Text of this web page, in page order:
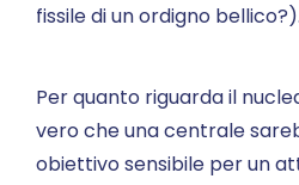
fissile di un ordigno bellico?).
Per quanto riguarda il
vero che una centrale
obiettivo sensibile per un